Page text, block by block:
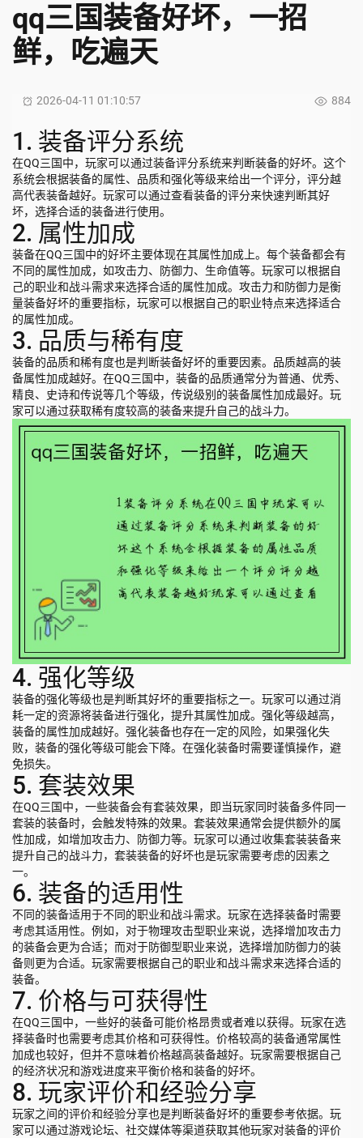
qq三国装备好坏，一招
鲜，吃遍天
2026-04-11 01:10:57 884
1. 装备评分系统
在QQ三国中，玩家可以通过装备评分系统来判断装备的好坏。这个
系统会根据装备的属性、品质和强化等级来给出一个评分，评分越
高代表装备越好。玩家可以通过查看装备的评分来快速判断其好
坏，选择合适的装备进行使用。
2. 属性加成
装备在QQ三国中的好坏主要体现在其属性加成上。每个装备都会有
不同的属性加成，如攻击力、防御力、生命值等。玩家可以根据自
己的职业和战斗需求来选择合适的属性加成。攻击力和防御力是衡
量装备好坏的重要指标，玩家可以根据自己的职业特点来选择适合
的属性加成。
3. 品质与稀有度
装备的品质和稀有度也是判断装备好坏的重要因素。品质越高的装
备属性加成越好。在QQ三国中，装备的品质通常分为普通、优秀、
精良、史诗和传说等几个等级，传说级别的装备属性加成最好。玩
家可以通过获取稀有度较高的装备来提升自己的战斗力。
4. 强化等级
装备的强化等级也是判断其好坏的重要指标之一。玩家可以通过消
耗一定的资源将装备进行强化，提升其属性加成。强化等级越高，
装备的属性加成越好。强化装备也存在一定的风险，如果强化失
败，装备的强化等级可能会下降。在强化装备时需要谨慎操作，避
免损失。
5. 套装效果
在QQ三国中，一些装备会有套装效果，即当玩家同时装备多件同一
套装的装备时，会触发特殊的效果。套装效果通常会提供额外的属
性加成，如增加攻击力、防御力等。玩家可以通过收集套装装备来
提升自己的战斗力，套装装备的好坏也是玩家需要考虑的因素之
一。
6. 装备的适用性
不同的装备适用于不同的职业和战斗需求。玩家在选择装备时需要
考虑其适用性。例如，对于物理攻击型职业来说，选择增加攻击力
的装备会更为合适；而对于防御型职业来说，选择增加防御力的装
备则更为合适。玩家需要根据自己的职业和战斗需求来选择合适的
装备。
7. 价格与可获得性
在QQ三国中，一些好的装备可能价格昂贵或者难以获得。玩家在选
择装备时也需要考虑其价格和可获得性。价格较高的装备通常属性
加成也较好，但并不意味着价格越高装备越好。玩家需要根据自己
的经济状况和游戏进度来平衡价格和装备的好坏。
8. 玩家评价和经验分享
玩家之间的评价和经验分享也是判断装备好坏的重要参考依据。玩
家可以通过游戏论坛、社交媒体等渠道获取其他玩家对装备的评价